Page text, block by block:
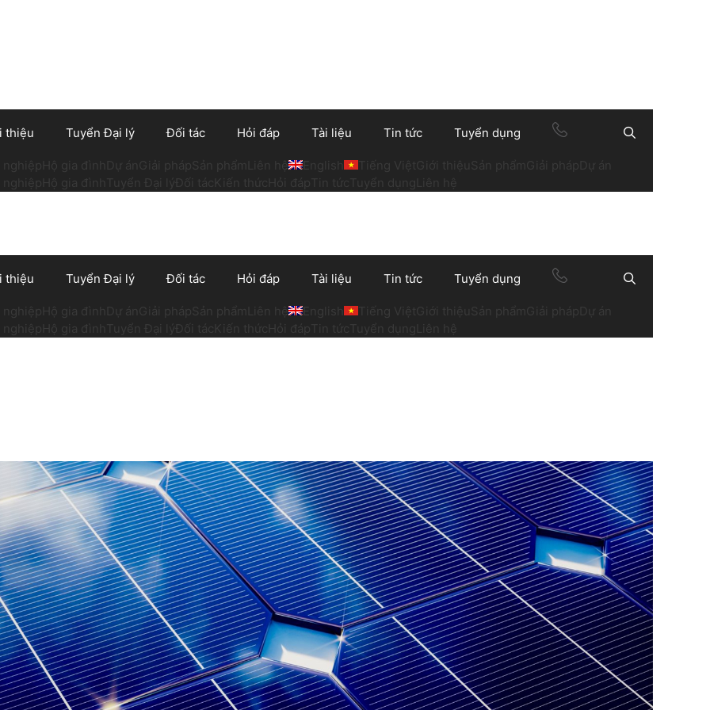
thiệu Tuyển Đại lý Đối tác Hỏi đáp Tài liệu Tin tức Tuyển dụng
nghiệpHộ gia đình Dự ánGiải pháp Sản phẩm Liên hệ English Tiếng ViệtGiới thiệu Sản phẩm Giải phápDự án
nghiệpHộ gia đình Tuyển Đại lý Đối tác Kiến thức Hỏi đáp Tin tức Tuyển dụng Liên hệ
thiệu Tuyển Đại lý Đối tác Hỏi đáp Tài liệu Tin tức Tuyển dụng
nghiệpHộ gia đình Dự ánGiải pháp Sản phẩm Liên hệ English Tiếng ViệtGiới thiệu Sản phẩm Giải phápDự án
nghiệpHộ gia đình Tuyển Đại lý Đối tác Kiến thức Hỏi đáp Tin tức Tuyển dụng Liên hệ